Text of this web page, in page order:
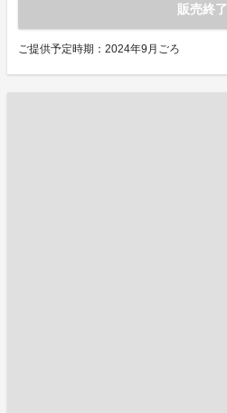
販売終了
ご提供予定時期：2024年9月ごろ